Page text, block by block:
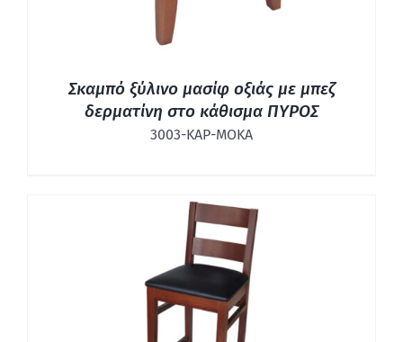
Σκαμπό ξύλινο μασίφ οξιάς με μπεζ
δερματίνη στο κάθισμα ΠΥΡΟΣ
3003-ΚΑΡ-ΜΟΚΑ
ΛΕΠΤΟΜΈΡΕΙΕΣ